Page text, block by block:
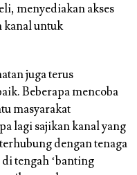
menyediakan akses
kanal untuk
juga terus
Beberapa mencoba
masyarakat
lagi sajikan kanal yang
dengan tenaga
tengah ‘banting